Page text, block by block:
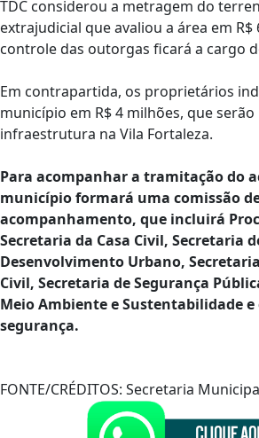
TDC considerou a metragem do
extrajudicial que avaliou a área em R$
controle das outorgas ficará a cargo
Em contrapartida, os proprietários
município em R$ 4 milhões, que
infraestrutura na Vila Fortaleza.
Para acompanhar a tramitação do
município formará uma comissão
acompanhamento, que incluirá
Secretaria da Casa Civil, Secretaria
Desenvolvimento Urbano,
Civil, Secretaria de Segurança
Meio Ambiente e Sustentabilidade
segurança.
FONTE/CRÉDITOS: Secretaria